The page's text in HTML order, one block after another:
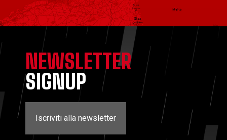
NEWSLETTER
SIGNUP
Iscriviti alla newsletter